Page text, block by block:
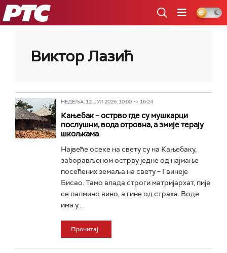
РТС
Виктор Лазић
НЕДЕЉА, 12. ЈУЛ 2026, 10:00 -> 16:24
Кањебак – острво где су мушкарци
послушни, вода отровна, а змије терају
шкољкама
Највеће осеке на свету су на Кањебаку,
заборављеном острву једне од најмање
посећених земаља на свету – Гвинеје
Бисао. Тамо влада строги матријархат, пије
се палмино вино, а гине од страха. Воде
има у...
Прочитај